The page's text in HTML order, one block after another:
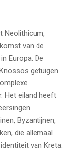
Neolithicum,
van de
Europa. De
getuigen
Het eiland heeft
Byzantijnen,
die allemaal
van Kreta.